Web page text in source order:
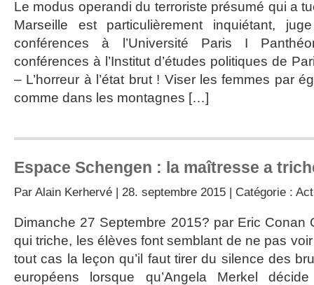
Le modus operandi du terroriste présumé qui a
Marseille est particulièrement inquiétant,
conférences à l’Université Paris I
conférences à l’Institut d’études politiques de
– L’horreur à l’état brut ! Viser les femmes par
comme dans les montagnes […]
Espace Schengen : la maîtresse a
Par Alain Kerhervé | 28. septembre 2015 | Catégorie :
Dimanche 27 Septembre 2015? par Eric Conan
qui triche, les élèves font semblant de ne pas voir
tout cas la leçon qu’il faut tirer du silence des
européens lorsque qu’Angela Merkel